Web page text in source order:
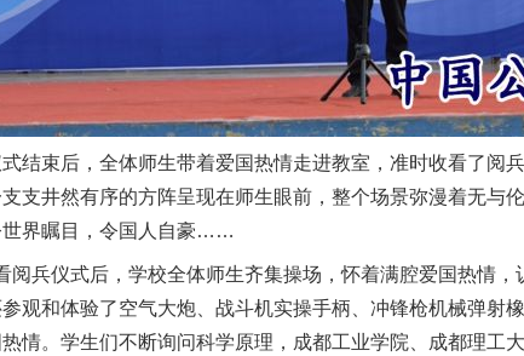
束后，全体师生带着爱国热情走进教室，准时收看了阅兵
支井然有序的方阵呈现在师生眼前，整个场景弥漫着无与
世界瞩目，令国人自豪……
仪式后，学校全体师生齐集操场，怀着满腔爱国热情，
观和体验了空气大炮、战斗机实操手柄、冲锋枪机械弹射
情。学生们不断询问科学原理，成都工业学院、成都理工